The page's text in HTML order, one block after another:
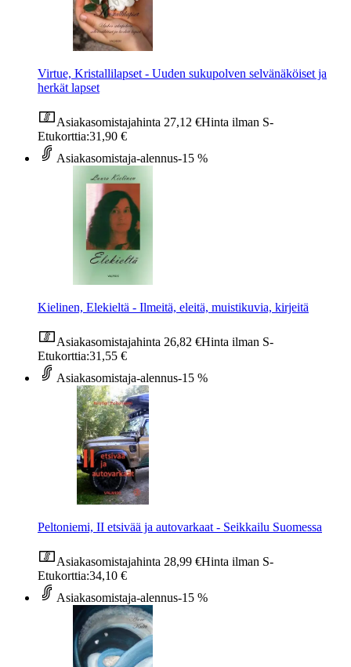
Virtue, Kristallilapset - Uuden sukupolven selvänäköiset ja
herkät lapset
Asiakasomistajahinta 27,12 €Hinta ilman S-
Etukorttia:31,90 €
Asiakasomistaja-alennus-15 %
Kielinen, Elekieltä - Ilmeitä, eleitä, muistikuvia, kirjeitä
Asiakasomistajahinta 26,82 €Hinta ilman S-
Etukorttia:31,55 €
Asiakasomistaja-alennus-15 %
Peltoniemi, II etsivää ja autovarkaat - Seikkailu Suomessa
Asiakasomistajahinta 28,99 €Hinta ilman S-
Etukorttia:34,10 €
Asiakasomistaja-alennus-15 %